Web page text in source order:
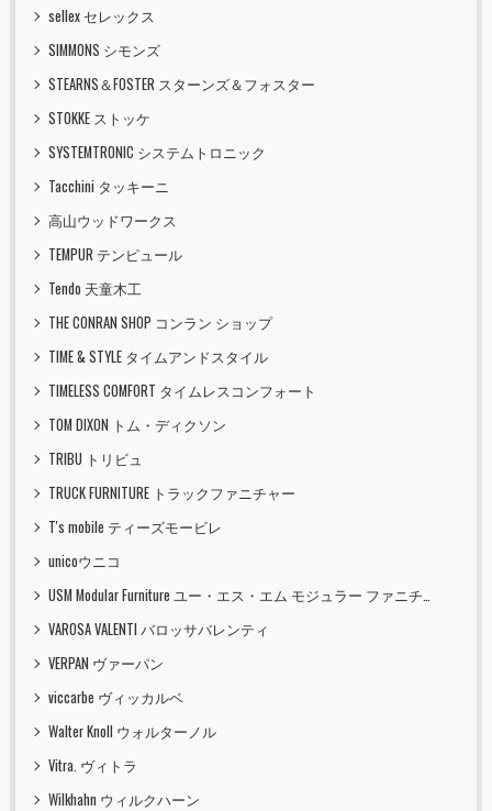
sellex セレックス
SIMMONS シモンズ
STEARNS＆FOSTER スターンズ＆フォスター
STOKKE ストッケ
SYSTEMTRONIC システムトロニック
Tacchini タッキーニ
高山ウッドワークス
TEMPUR テンピュール
Tendo 天童木工
THE CONRAN SHOP コンラン ショップ
TIME & STYLE タイムアンドスタイル
TIMELESS COMFORT タイムレスコンフォート
TOM DIXON トム・ディクソン
TRIBU トリビュ
TRUCK FURNITURE トラックファニチャー
T's mobile ティーズモービレ
unicoウニコ
USM Modular Furniture ユー・エス・エム モジュラー ファニチャー
VAROSA VALENTI バロッサバレンティ
VERPAN ヴァーパン
viccarbe ヴィッカルベ
Walter Knoll ウォルターノル
Vitra. ヴィトラ
Wilkhahn ウィルクハーン